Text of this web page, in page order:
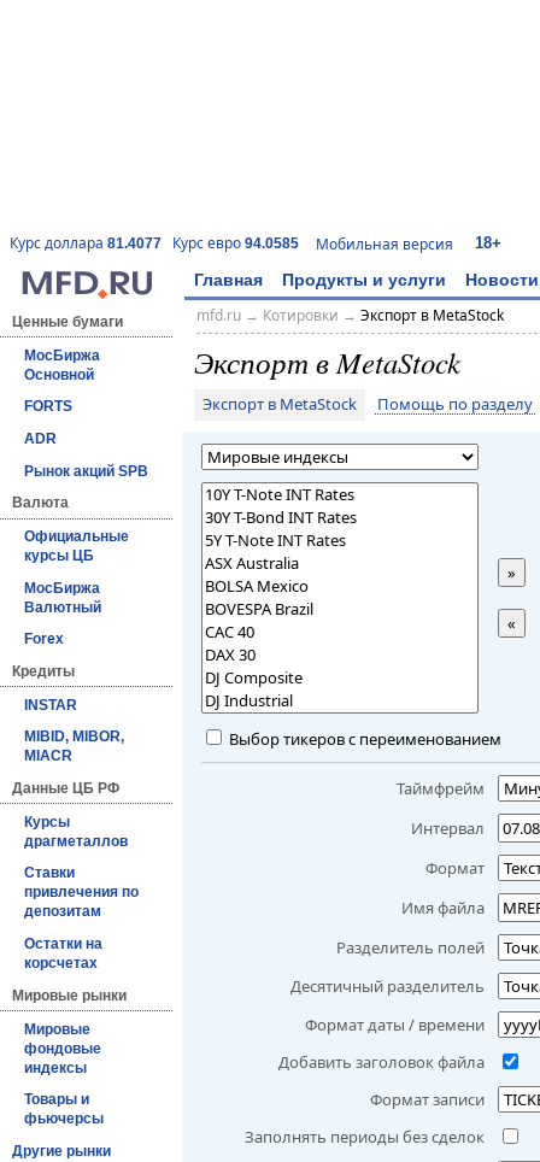
Курс доллара 81.4077 Курс евро 94.0585 Мобильная версия 18+
Главная Продукты и услуги Новости
Ценные бумаги
МосБиржа
Основной
FORTS
ADR
Рынок акций SPB
Валюта
Официальные
курсы ЦБ
МосБиржа
Валютный
Forex
Кредиты
INSTAR
MIBID, MIBOR,
MIACR
Данные ЦБ РФ
Курсы
драгметаллов
Ставки
привлечения по
депозитам
Остатки на
корсчетах
Мировые рынки
Мировые
фондовые
индексы
Товары и
фьючерсы
Другие рынки
mfd.ru→ Котировки → Экспорт в MetaStock
Экспорт в MetaStock
Экспорт в MetaStock Помощь по разделу
»
«
Выбор тикеров с переименованием
Таймфрейм
Интервал
Формат
Имя файла
Разделитель полей
Десятичный разделитель
Формат даты / времени
Добавить заголовок файла
Формат записи
Заполнять периоды без сделок